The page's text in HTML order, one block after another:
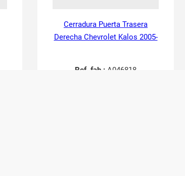
Cerradura Puerta Trasera
Derecha Chevrolet Kalos 2005-
Ref. fab.: A046818